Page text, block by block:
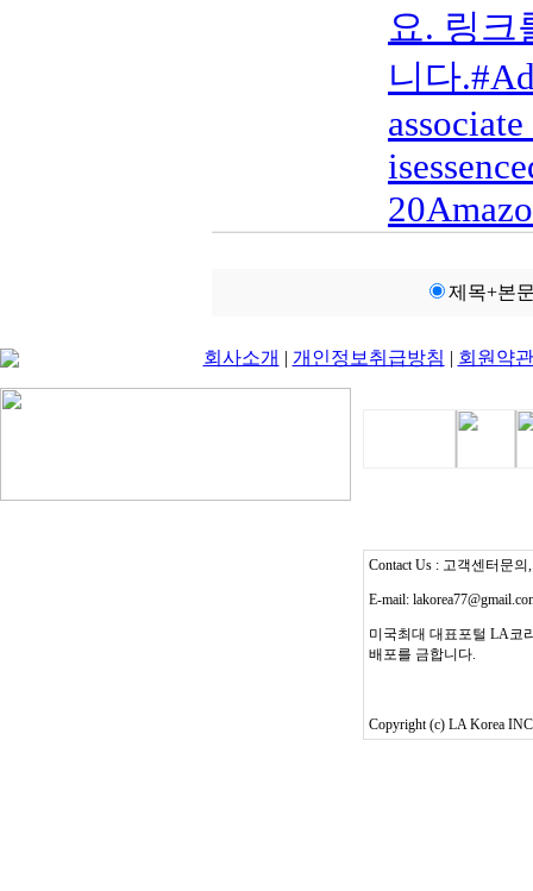
요. 링크
니다
제목+본
회사소개 | 개인정보취급방침 | 회원약관
Contact Us : 고객센터문의
E-mail:
미국최대 대표포털 LA코
배포를 금합니다.
Copyright (c) LA Korea